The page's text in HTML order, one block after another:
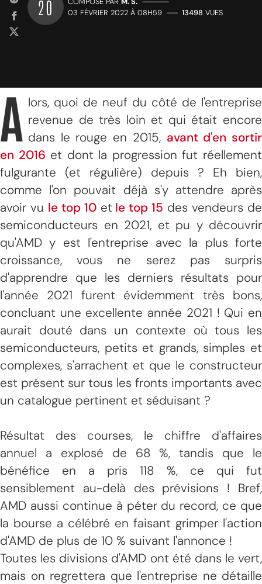
20
03 FÉVRIER 2022 À 08H59 —— 13498 VUES
A lors, quoi de neuf du côté de l'entreprise
revenue de très loin et qui était encore
dans le rouge en 2015, avant d'en sortir
en 2016 et dont la progression fut réellement
fulgurante (et régulière) depuis ? Eh bien,
comme l'on pouvait déjà s'y attendre après
avoir vu le top 10et le top 15 des vendeurs de
semiconducteurs en 2021, et pu y découvrir
qu'AMD y est l'entreprise avec la plus forte
croissance, vous ne serez pas surpris
d'apprendre que les derniers résultats pour
l'année 2021 furent évidemment très bons,
concluant une excellente année 2021 ! Qui en
aurait douté dans un contexte où tous les
semiconducteurs, petits et grands, simples et
complexes, s'arrachent et que le constructeur
est présent sur tous les fronts importants avec
un catalogue pertinent et séduisant ?
Résultat des courses, le chiffre d'affaires
annuel a explosé de 68 %, tandis que le
bénéfice en a pris 118 %, ce qui fut
sensiblement au-delà des prévisions ! Bref,
AMD aussi continue à péter du record, ce que
la bourse a célébré en faisant grimper l'action
d'AMD de plus de 10 % suivant l'annonce !
Toutes les divisions d'AMD ont été dans le vert,
mais on regrettera que l'entreprise ne détaille